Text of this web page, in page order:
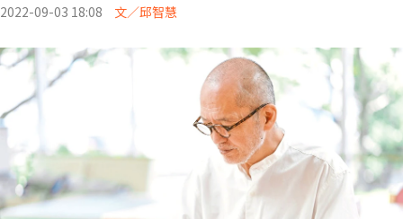
2022-09-03 18:08 文／邱智慧